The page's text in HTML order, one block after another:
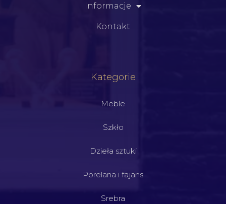
Informacje
Kontakt
Kategorie
Meble
Szkło
Dzieła sztuki
Porelana i fajans
Srebra